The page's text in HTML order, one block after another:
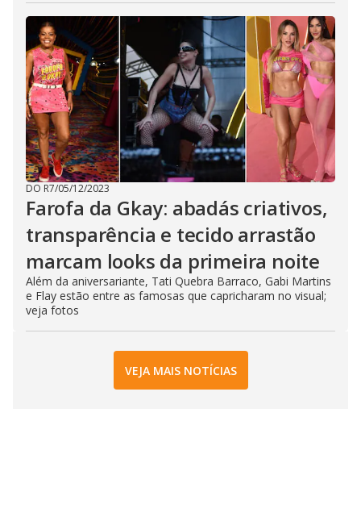
DO R7/05/12/2023
Farofa da Gkay: abadás criativos,
transparência e tecido arrastão
marcam looks da primeira noite
Além da aniversariante, Tati Quebra Barraco, Gabi Martins
e Flay estão entre as famosas que capricharam no visual;
veja fotos
VEJA MAIS NOTÍCIAS